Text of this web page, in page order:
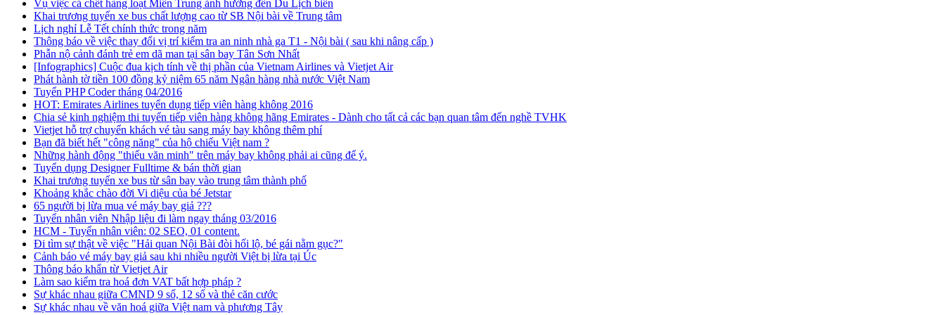
Vụ việc cá chết hàng loạt Miền Trung ảnh hưởng đến Du Lịch biển
Khai trương tuyến xe bus chất lượng cao từ SB Nội bài về Trung tâm
Lịch nghỉ Lễ Tết chính thức trong năm
Thông báo về việc thay đổi vị trí kiểm tra an ninh nhà ga T1 - Nội bài ( sau khi nâng cấp )
Phẫn nộ cảnh đánh trẻ em dã man tại sân bay Tân Sơn Nhất
[Infographics] Cuộc đua kịch tính về thị phần của Vietnam Airlines và Vietjet Air
Phát hành tờ tiền 100 đồng kỷ niệm 65 năm Ngân hàng nhà nước Việt Nam
Tuyển PHP Coder tháng 04/2016
HOT: Emirates Airlines tuyển dụng tiếp viên hàng không 2016
Chia sẻ kinh nghiệm thi tuyển tiếp viên hàng không hãng Emirates - Dành cho tất cả các bạn quan tâm đến nghề TVHK
Vietjet hỗ trợ chuyển khách vé tàu sang máy bay không thêm phí
Bạn đã biết hết "công năng" của hộ chiếu Việt nam ?
Những hành động "thiếu văn minh" trên máy bay không phải ai cũng để ý.
Tuyển dụng Designer Fulltime & bán thời gian
Khai trương tuyến xe bus từ sân bay vào trung tâm thành phố
Khoảng khắc chào đời Vi diệu của bé Jetstar
65 người bị lừa mua vé máy bay giả ???
Tuyển nhân viên Nhập liệu đi làm ngay tháng 03/2016
HCM - Tuyển nhân viên: 02 SEO, 01 content.
Đi tìm sự thật về việc "Hải quan Nội Bài đòi hối lộ, bé gái nằm gục?"
Cảnh báo vé máy bay giả sau khi nhiều người Việt bị lừa tại Úc
Thông báo khẩn từ Vietjet Air
Làm sao kiểm tra hoá đơn VAT bất hợp pháp ?
Sự khác nhau giữa CMND 9 số, 12 số và thẻ căn cước
Sự khác nhau về văn hoá giữa Việt nam và phương Tây